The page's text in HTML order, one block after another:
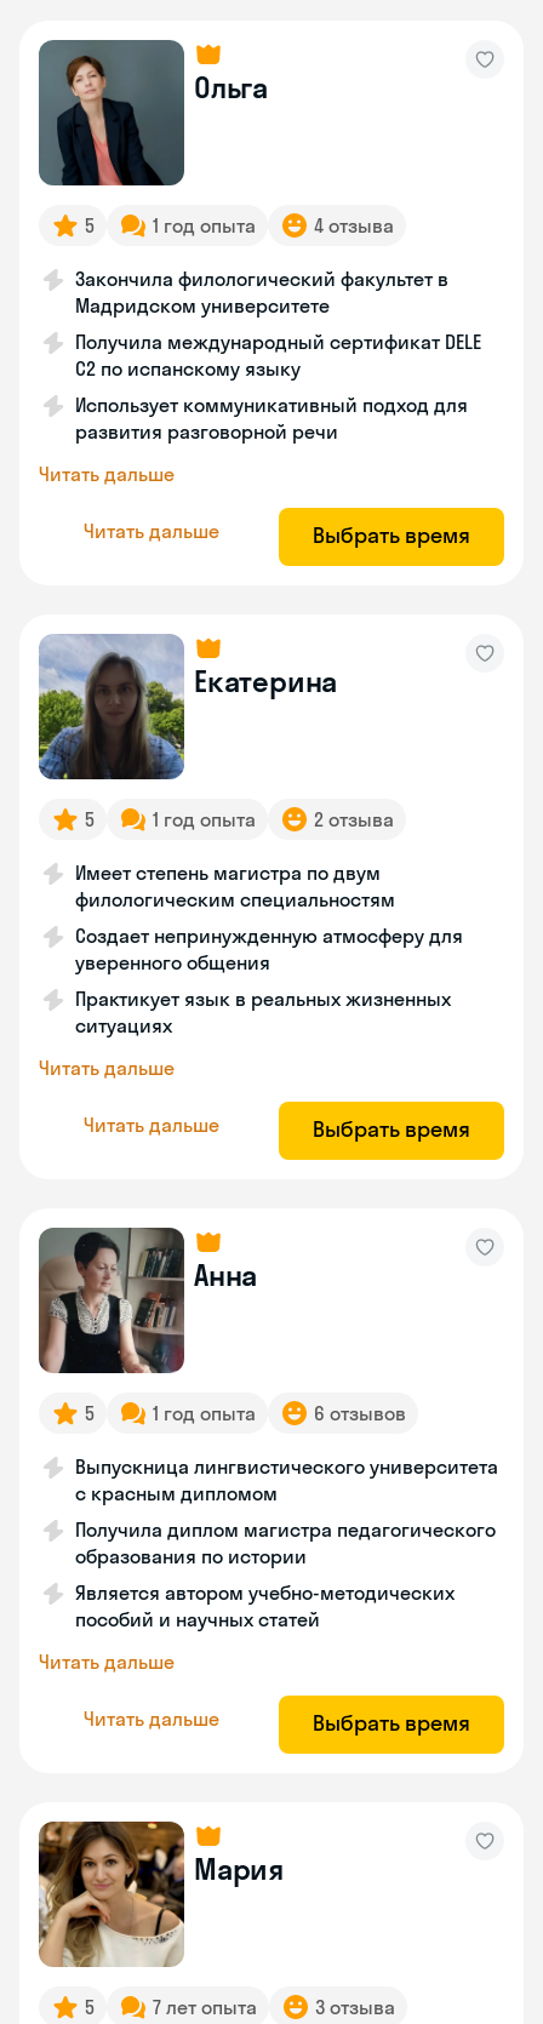
Ольга
5 1 год опыта 4 отзыва
Закончила филологический факультет в
Мадридском университете
Получила международный сертификат DELE
C2 по испанскому языку
Использует коммуникативный подход для
развития разговорной речи
Читать дальше
Читать дальше Выбрать время
Екатерина
5 1 год опыта 2 отзыва
Имеет степень магистра по двум
филологическим специальностям
Создает непринужденную атмосферу для
уверенного общения
Практикует язык в реальных жизненных
ситуациях
Читать дальше
Читать дальше Выбрать время
Анна
5 1 год опыта 6 отзывов
Выпускница лингвистического университета
с красным дипломом
Получила диплом магистра педагогического
образования по истории
Является автором учебно-методических
пособий и научных статей
Читать дальше
Читать дальше Выбрать время
Мария
5 7 лет опыта 3 отзыва